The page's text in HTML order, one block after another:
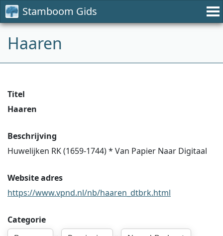
Stamboom Gids
Haaren
Titel
Haaren
Beschrijving
Huwelijken RK (1659-1744) * Van Papier Naar Digitaal
Website adres
https://www.vpnd.nl/nb/haaren_dtbrk.html
Categorie